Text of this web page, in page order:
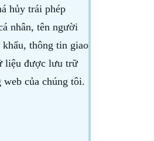
hủy trái phép
nhân, tên người
khẩu, thông tin giao
liệu được lưu trữ
web của chúng tôi.